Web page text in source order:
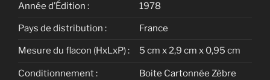
Année d’Édition : 1978
Pays de distribution : France
Mesure du flacon (HxLxP) : 5 cm x 2,9 cm x 0,95 cm
Conditionnement : Boite Cartonnée Zèbre